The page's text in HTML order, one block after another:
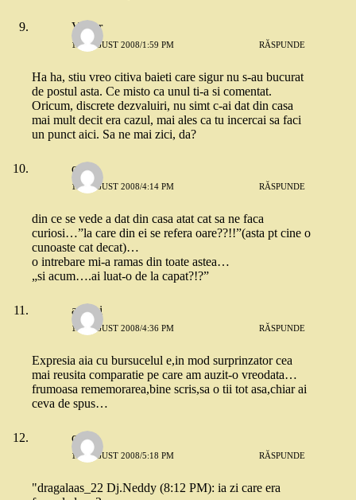
Victor
13 AUGUST 2008/1:59 PM RĂSPUNDE
Ha ha, stiu vreo citiva baieti care sigur nu s-au bucurat
de postul asta. Ce misto ca unul ti-a si comentat.
Oricum, discrete dezvaluiri, nu simt c-ai dat din casa
mai mult decit era cazul, mai ales ca tu incercai sa faci
un punct aici. Sa ne mai zici, da?
quiz
13 AUGUST 2008/4:14 PM RĂSPUNDE
din ce se vede a dat din casa atat cat sa ne faca
curiosi…”la care din ei se refera oare??!!”(asta pt cine o
cunoaste cat decat)…
o intrebare mi-a ramas din toate astea…
„si acum….ai luat-o de la capat?!?”
andrei
13 AUGUST 2008/4:36 PM RĂSPUNDE
Expresia aia cu bursucelul e,in mod surprinzator cea
mai reusita comparatie pe care am auzit-o vreodata…
frumoasa rememorarea,bine scris,sa o tii tot asa,chiar ai
ceva de spus…
quiz
13 AUGUST 2008/5:18 PM RĂSPUNDE
"dragalaas_22 Dj.Neddy (8:12 PM): ia zi care era